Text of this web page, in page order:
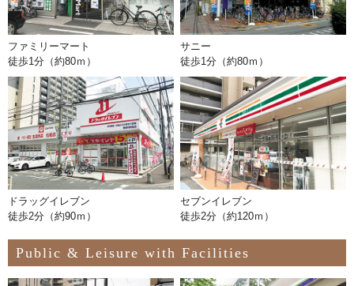
ファミリーマート
徒歩1分（約80ｍ）
サニー
徒歩1分（約80ｍ）
ドラッグイレブン
徒歩2分（約90ｍ）
セブンイレブン
徒歩2分（約120ｍ）
Public & Leisure with Facilities